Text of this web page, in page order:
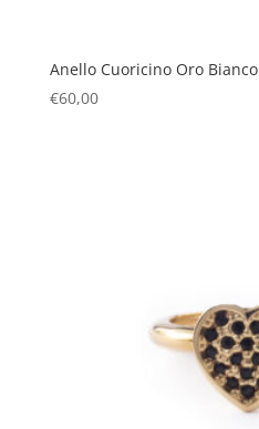
Anello Cuoricino Oro Bianco
€60,00